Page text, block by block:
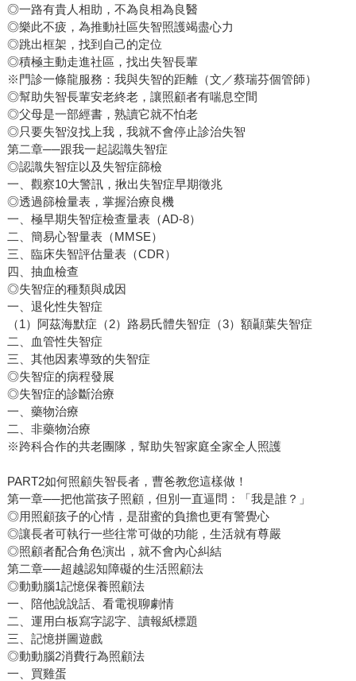
◎一路有貴人相助，不為良相為良醫
◎樂此不疲，為推動社區失智照護竭盡心力
◎跳出框架，找到自己的定位
◎積極主動走進社區，找出失智長輩
※門診一條龍服務：我與失智的距離（文／蔡瑞芬個管師）
◎幫助失智長輩安老終老，讓照顧者有喘息空間
◎父母是一部經書，熟讀它就不怕老
◎只要失智沒找上我，我就不會停止診治失智
第二章──跟我一起認識失智症
◎認識失智症以及失智症篩檢
一、觀察10大警訊，揪出失智症早期徵兆
◎透過篩檢量表，掌握治療良機
一、極早期失智症檢查量表（AD-8）
二、簡易心智量表（MMSE）
三、臨床失智評估量表（CDR）
四、抽血檢查
◎失智症的種類與成因
一、退化性失智症
（1）阿茲海默症（2）路易氏體失智症（3）額顳葉失智症
二、血管性失智症
三、其他因素導致的失智症
◎失智症的病程發展
◎失智症的診斷治療
一、藥物治療
二、非藥物治療
※跨科合作的共老團隊，幫助失智家庭全家全人照護
PART2如何照顧失智長者，曹爸教您這樣做！
第一章──把他當孩子照顧，但別一直逼問：「我是誰？」
◎用照顧孩子的心情，是甜蜜的負擔也更有警覺心
◎讓長者可執行一些往常可做的功能，生活就有尊嚴
◎照顧者配合角色演出，就不會內心糾結
第二章──超越認知障礙的生活照顧法
◎動動腦1記憶保養照顧法
一、陪他說說話、看電視聊劇情
二、運用白板寫字認字、讀報紙標題
三、記憶拼圖遊戲
◎動動腦2消費行為照顧法
一、買雞蛋